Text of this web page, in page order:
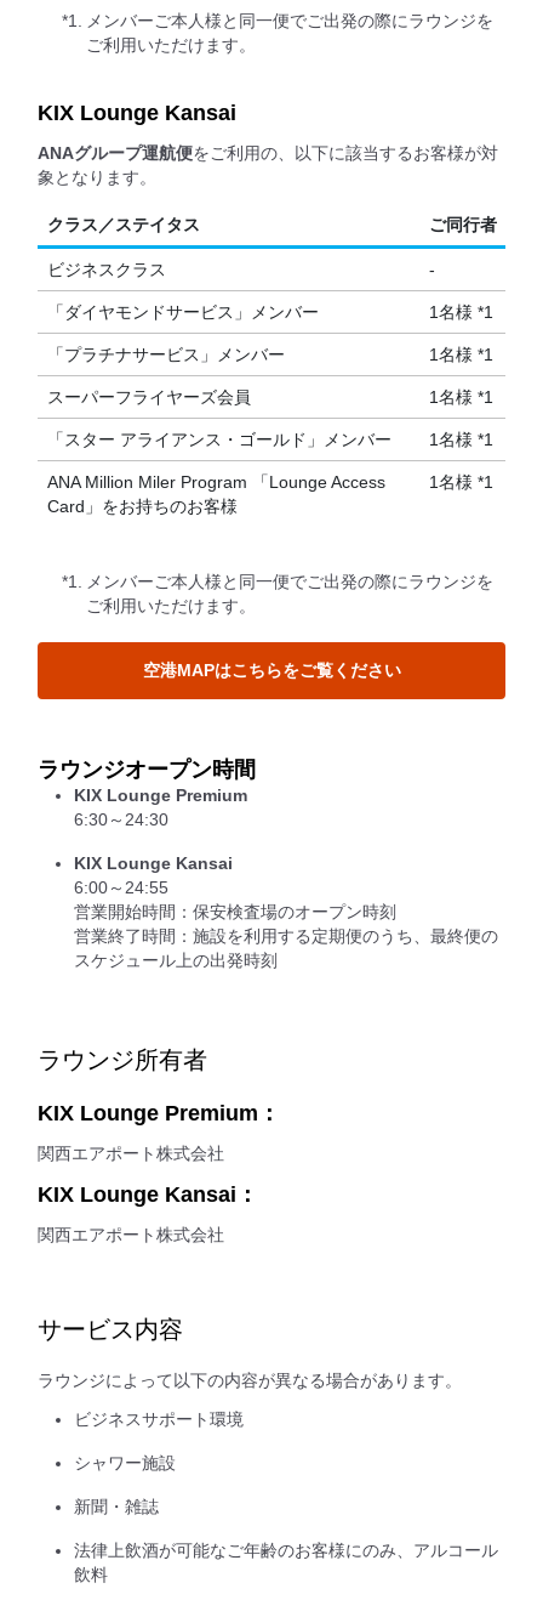
*1.
メンバーご本人様と同一便でご出発の際にラウンジを
ご利用いただけます。
KIX Lounge Kansai
ANAグループ運航便をご利用の、以下に該当するお客様が対
象となります。
クラス／ステイタス ご同行者
ビジネスクラス -
「ダイヤモンドサービス」メンバー 1名様 *1
「プラチナサービス」メンバー 1名様 *1
スーパーフライヤーズ会員 1名様 *1
「スター アライアンス・ゴールド」メンバー 1名様 *1
ANA Million Miler Program 「Lounge Access
Card」をお持ちのお客様
1名様 *1
*1.
メンバーご本人様と同一便でご出発の際にラウンジを
ご利用いただけます。
空港MAPはこちらをご覧ください
ラウンジオープン時間
KIX Lounge Premium
6:30～24:30
KIX Lounge Kansai
6:00～24:55
営業開始時間：保安検査場のオープン時刻
営業終了時間：施設を利用する定期便のうち、最終便の
スケジュール上の出発時刻
ラウンジ所有者
KIX Lounge Premium：
関西エアポート株式会社
KIX Lounge Kansai：
関西エアポート株式会社
サービス内容
ラウンジによって以下の内容が異なる場合があります。
ビジネスサポート環境
シャワー施設
新聞・雑誌
法律上飲酒が可能なご年齢のお客様にのみ、アルコール
飲料